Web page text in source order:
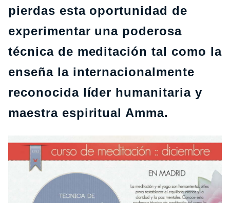
pierdas esta oportunidad de
experimentar una poderosa
técnica de meditación tal como la
enseña la internacionalmente
reconocida líder humanitaria y
maestra espiritual Amma.